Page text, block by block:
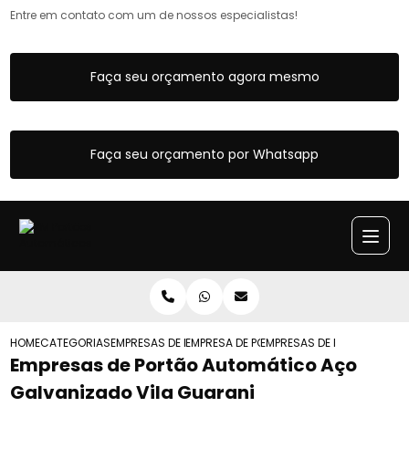
Entre em contato com um de nossos especialistas!
Faça seu orçamento agora mesmo
Faça seu orçamento por Whatsapp
HOMECATEGORIASEMPRESAS DE PORTOES AUTOMATICOS
EMPRESA DE PORTAO AUTOMATICO DE
EMPRESAS DE PORTAO
Empresas de Portão Automático Aço
Galvanizado Vila Guarani